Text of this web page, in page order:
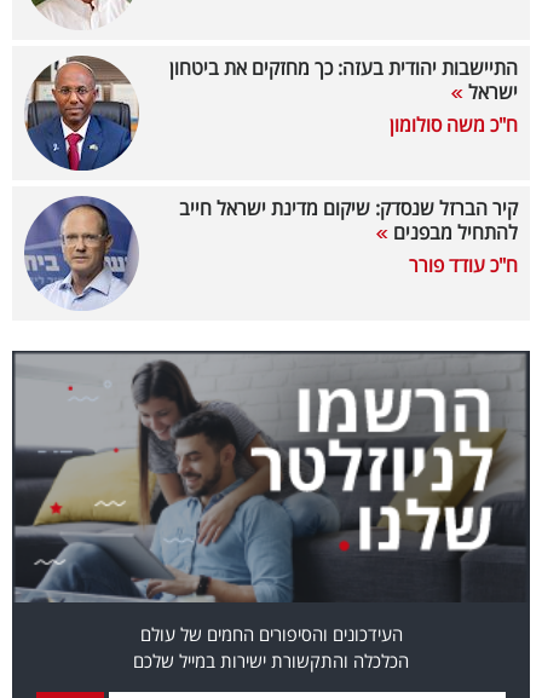
ניוזלטרים
מייל
אדום
התיישבות יהודית בעזה: כך מחזקים את ביטחון
ישראל
ח"כ משה סולומון
קיר הברזל שנסדק: שיקום מדינת ישראל חייב
להתחיל מבפנים
ח"כ עודד פורר
העידכונים והסיפורים החמים של עולם
הכלכלה והתקשורת ישירות במייל שלכם